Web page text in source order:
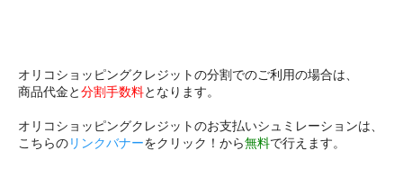
オリコショッピングクレジットの分割でのご利用の場合は、
商品代金と分割手数料となります。
オリコショッピングクレジットのお支払いシュミレーションは、
こちらのリンクバナーをクリック！から無料で行えます。